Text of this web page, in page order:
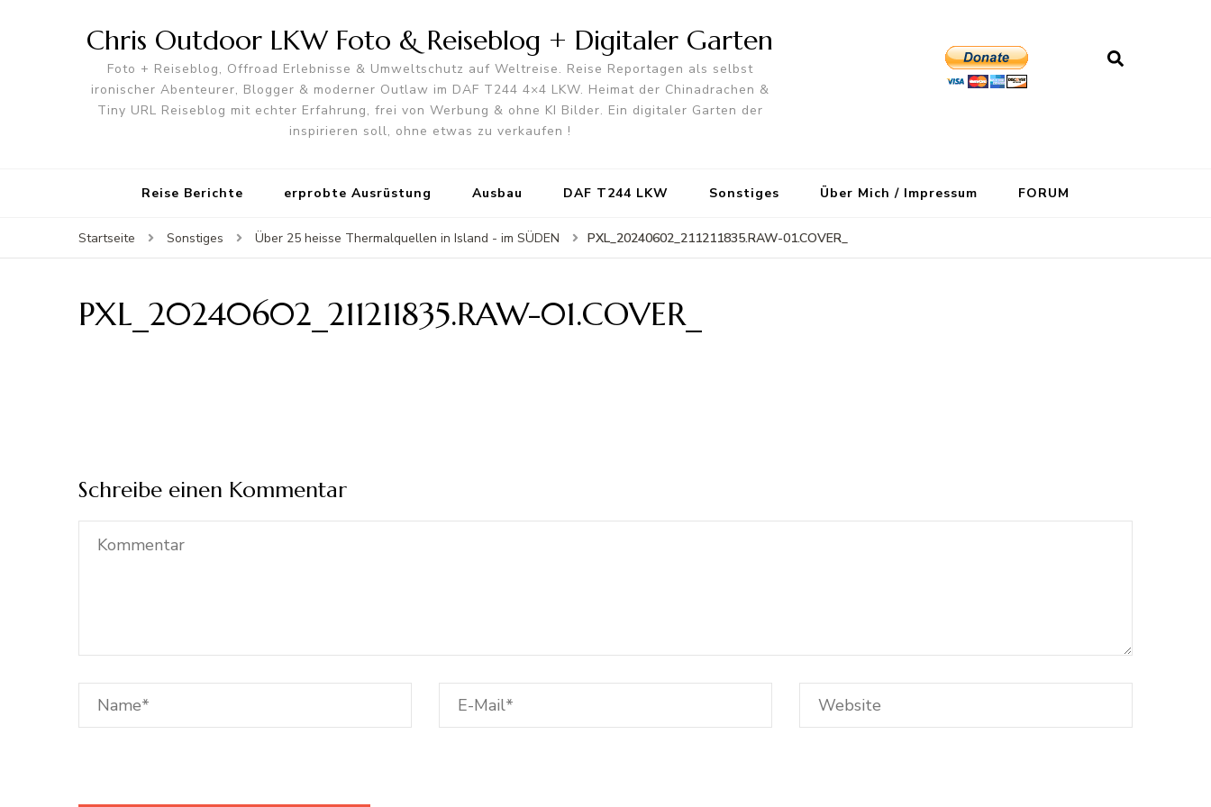
Chris Outdoor LKW Foto & Reiseblog + Digitaler Garten
Foto + Reiseblog, Offroad Erlebnisse & Umweltschutz auf Weltreise. Reise Reportagen als selbst
ironischer Abenteurer, Blogger & moderner Outlaw im DAF T244 4×4 LKW. Heimat der Chinadrachen &
Tiny URL Reiseblog mit echter Erfahrung, frei von Werbung & ohne KI Bilder. Ein digitaler Garten der
inspirieren soll, ohne etwas zu verkaufen !
Reise Berichte erprobte Ausrüstung Ausbau DAF T244 LKW Sonstiges Über Mich / Impressum FORUM
Startseite Sonstiges Über 25 heisse Thermalquellen in Island - im SÜDEN PXL_20240602_211211835.RAW-01.COVER_
PXL_20240602_211211835.RAW-01.COVER_
Schreibe einen Kommentar